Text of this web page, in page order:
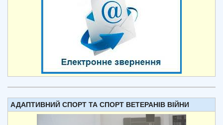
АДАПТИВНИЙ СПОРТ ТА СПОРТ ВЕТЕРАНІВ ВІЙНИ